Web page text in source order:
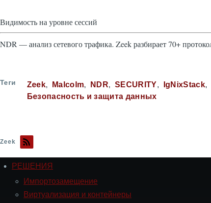
Видимость на уровне сессий
NDR — анализ сетевого трафика. Zeek разбирает 70+
Теги Zeek Malcolm NDR SECURITY IgNixStack
Безопасность и защита данных
Zeek
Навигация
РЕШЕНИЯ
РЕШЕНИЯ
Импортозамещение
Виртуализация и контейнеры